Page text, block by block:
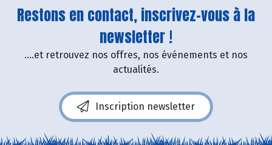
Restons en contact, inscrivez-vous à la
newsletter !
....et retrouvez nos offres, nos événements et nos
actualités.
Inscription newsletter